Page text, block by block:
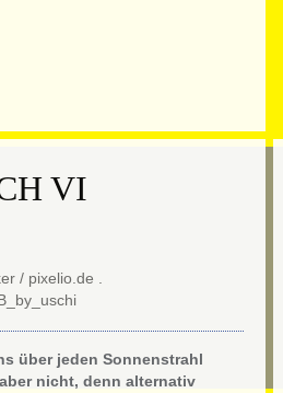
VI
über jeden Sonnenstrahl
nicht, denn alternativ